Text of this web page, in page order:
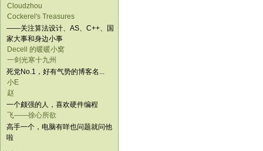
Cloudzhou
Cockerel's Treasures
——关注算法设计、AS、C++、国
家大事和身边小事
Decell 的暖暖小窝
一剑光寒十九州
死党No.1，好有气势的博客名...
小E
赵
一个颇强的人，喜欢硬件编程
飞——徐心所欲
高手一个，电脑有咩也问题就问他
啦